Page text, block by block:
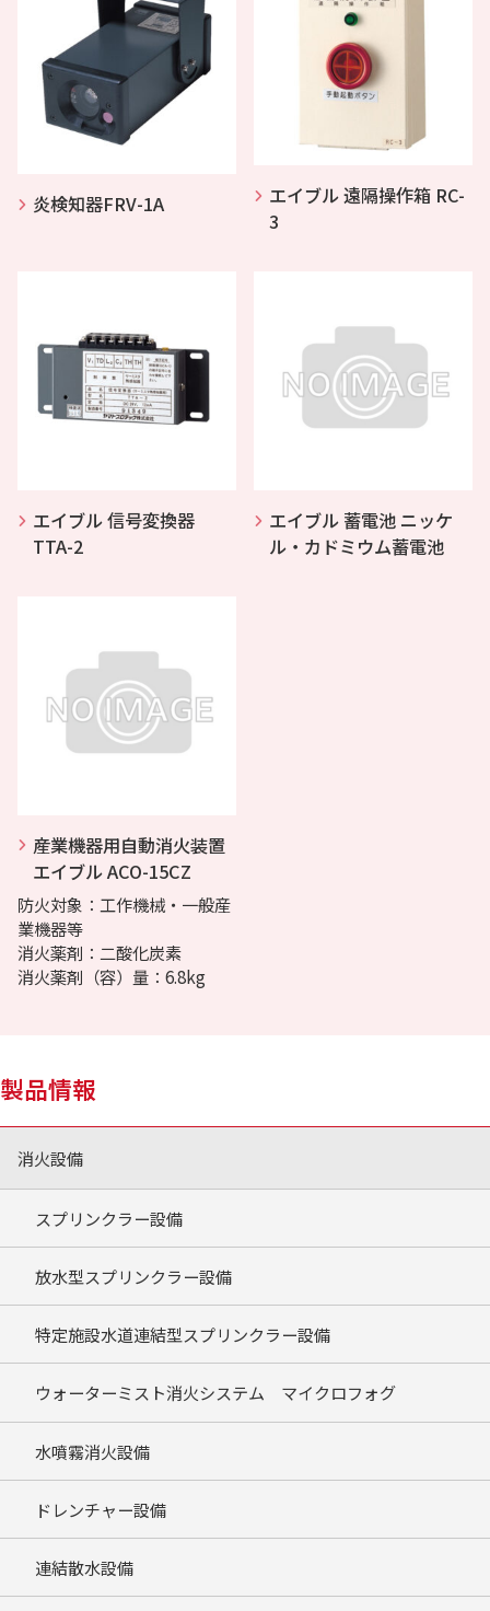
炎検知器FRV-1A
エイブル 遠隔操作箱 RC-
3
エイブル 信号変換器
TTA-2
エイブル 蓄電池 ニッケ
ル・カドミウム蓄電池
産業機器用自動消火装置
エイブル ACO-15CZ
防火対象：工作機械・一般産
業機器等
消火薬剤：二酸化炭素
消火薬剤（容）量：6.8kg
製品情報
消火設備
スプリンクラー設備
放水型スプリンクラー設備
特定施設水道連結型スプリンクラー設備
ウォーターミスト消火システム マイクロフォグ
水噴霧消火設備
ドレンチャー設備
連結散水設備